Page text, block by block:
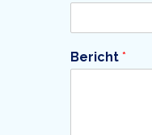
Bericht*